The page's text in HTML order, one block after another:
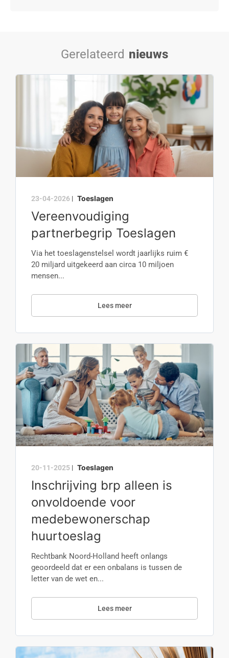
Gerelateerd nieuws
23-04-2026 | Toeslagen
Vereenvoudiging
partnerbegrip Toeslagen
Via het toeslagenstelsel wordt jaarlijks ruim €
20 miljard uitgekeerd aan circa 10 miljoen
mensen...
Lees meer
20-11-2025 | Toeslagen
Inschrijving brp alleen is
onvoldoende voor
medebewonerschap
huurtoeslag
Rechtbank Noord-Holland heeft onlangs
geoordeeld dat er een onbalans is tussen de
letter van de wet en...
Lees meer